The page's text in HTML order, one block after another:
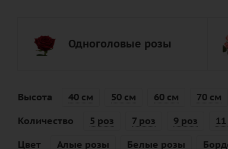
Одноголовые розы
Высота 40 см 50 см 60 см 70 см
Количество
5 роз 7 роз 9 роз
Цвет
Алые розы Белые розы